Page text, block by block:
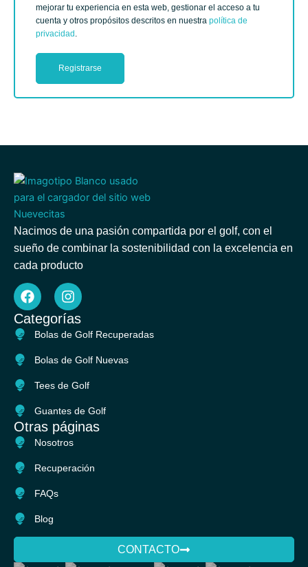
mejorar tu experiencia en esta web, gestionar el acceso a tu
cuenta y otros propósitos descritos en nuestra política de
privacidad .
Registrarse
Nacimos de una pasión compartida por el golf, con el
sueño de combinar la sostenibilidad con la excelencia en
cada producto
F
a
c
I
n
s
t
g
a
Categorías
Bolas de Golf Recuperadas
Bolas de Golf Nuevas
Tees de Golf
Guantes de Golf
Otras páginas
Nosotros
Recuperación
FAQs
Blog
CONTACTO